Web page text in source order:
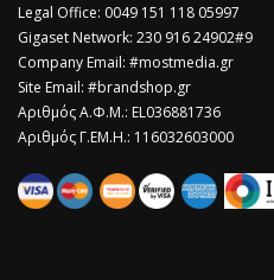
Legal Office: 0049 151 118 05997
Gigaset Network: 230 916 24902#9
Company Email: #mostmedia.gr
Site Email: #brandshop.gr
Αριθμός Α.Φ.Μ.: EL036881736
Αριθμός Γ.ΕΜ.Η.: 116032603000